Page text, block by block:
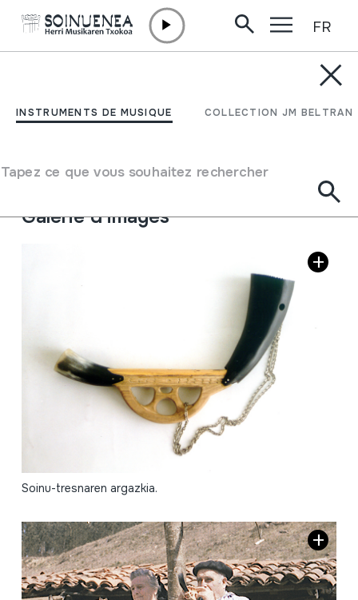
INSTRUMENTS DE MUSIQUE COLLECTION JM BELTRAN
Tapez ce que vous souhaitez rechercher
FR
Alboka
Type d'instrument de musique
Aérophones
Simple battante (clarinette)
Galerie d'images
Soinu-tresnaren argazkia.